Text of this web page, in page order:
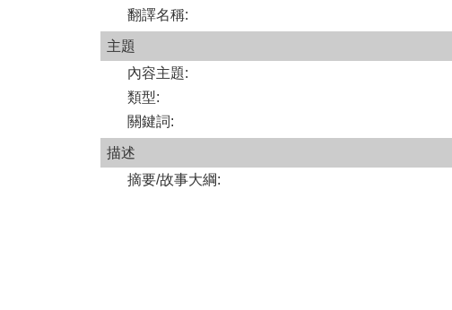
翻譯名稱:
主題
內容主題:
類型:
關鍵詞:
描述
摘要/故事大綱: